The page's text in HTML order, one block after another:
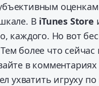
оценкам
В iTunes Store
каждого. Но вот
более что сейчас
в
ухватить игруху